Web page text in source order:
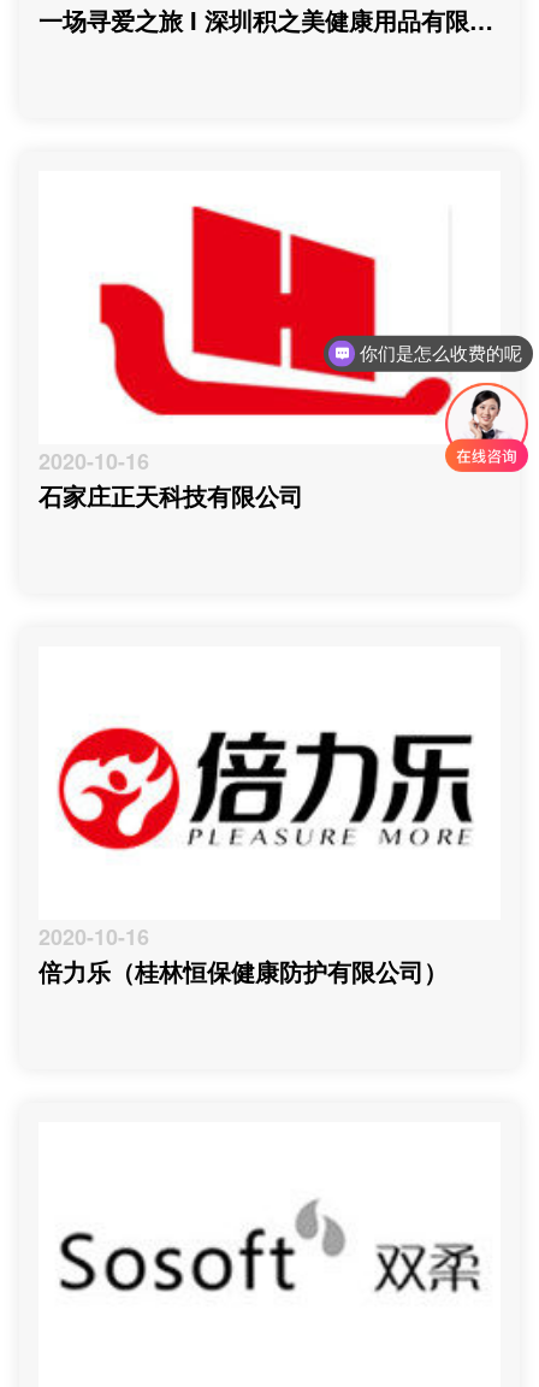
一场寻爱之旅 I 深圳积之美健康用品有限公
2020-10-16
石家庄正天科技有限公司
2020-10-16
倍力乐（桂林恒保健康防护有限公司）
你们是怎么收费的呢